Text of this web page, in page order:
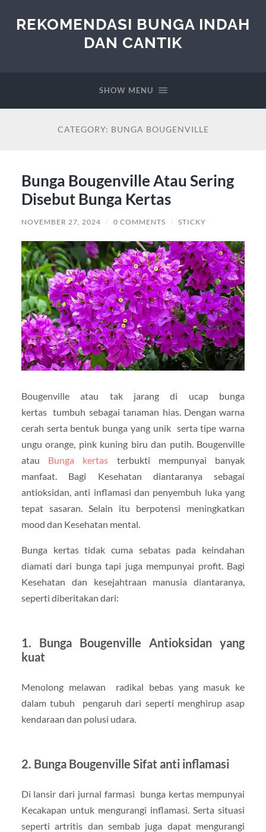
REKOMENDASI BUNGA INDAH
DAN CANTIK
SHOW MENU
CATEGORY: BUNGA BOUGENVILLE
Bunga Bougenville Atau Sering
Disebut Bunga Kertas
NOVEMBER 27, 2024 / 0 COMMENTS / STICKY
Bougenville atau tak jarang di ucap bunga
kertas tumbuh sebagai tanaman hias. Dengan warna
cerah serta bentuk bunga yang unik serta tipe warna
ungu orange, pink kuning biru dan putih. Bougenville
atau Bunga kertas terbukti mempunyai banyak
manfaat. Bagi Kesehatan diantaranya sebagai
antioksidan, anti inflamasi dan penyembuh luka yang
tepat sasaran. Selain itu berpotensi meningkatkan
mood dan Kesehatan mental.
Bunga kertas tidak cuma sebatas pada keindahan
diamati dari bunga tapi juga mempunyai profit. Bagi
Kesehatan dan kesejahtraan manusia diantaranya,
seperti diberitakan dari:
1. Bunga Bougenville Antioksidan yang
kuat
Menolong melawan radikal bebas yang masuk ke
dalam tubuh pengaruh dari seperti menghirup asap
kendaraan dan polusi udara.
2. Bunga Bougenville Sifat anti inflamasi
Di lansir dari jurnal farmasi bunga kertas mempunyai
Kecakapan untuk mengurangi inflamasi. Serta situasi
seperti artritis dan sembab juga dapat mengurangi